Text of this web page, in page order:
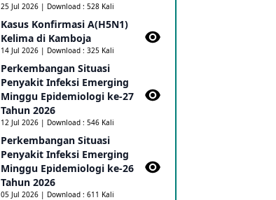
Penetapan Outbreak Penyakit
Ebola di RD Kongo dan Uganda
Sebagai PHEIC
Outbreak Penyakti Ebola di RD
Kongo
Kasus Konfirmasi A(H5NN6) di
Cina
25 Jul 2026 | Download : 528 Kali
Kasus Konfirmasi A(H5N1)
Kelima di Kamboja​
14 Jul 2026 | Download : 325 Kali
Perkembangan Situasi
Penyakit Infeksi Emerging
Minggu Epidemiologi ke-27
Tahun 2026
12 Jul 2026 | Download : 546 Kali
Perkembangan Situasi
Penyakit Infeksi Emerging
Minggu Epidemiologi ke-26
Tahun 2026
05 Jul 2026 | Download : 611 Kali